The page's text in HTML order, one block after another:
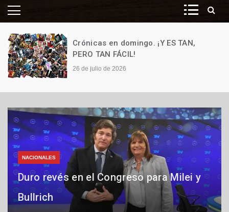
Crónicas en domingo. ¡Y ES TAN,
PERO TAN FÁCIL!
26 de julio de 2026
NACIONALES
Duro revés en el Congreso para Milei y
Bullrich
NACIONALES
Marcha atrás del gobierno sobre Ley de
tierras
PRINCIPALES
Kicillof acelera por las «re-re» para
ordenar la tropa